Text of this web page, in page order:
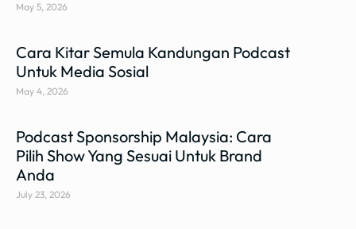
May 5, 2026
Cara Kitar Semula Kandungan Podcast
Untuk Media Sosial
May 4, 2026
Podcast Sponsorship Malaysia: Cara
Pilih Show Yang Sesuai Untuk Brand
Anda
July 23, 2026